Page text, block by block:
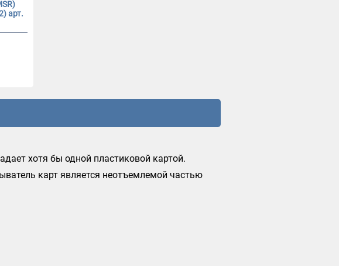
арт.
хотя бы одной пластиковой картой.
карт является неотъемлемой частью